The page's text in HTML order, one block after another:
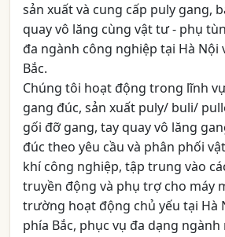
sản xuất và cung cấp puly gang,
quay vô lăng cùng vật tư - phụ
đa ngành công nghiệp tại Hà Nội
Bắc.
Chúng tôi hoạt động trong lĩnh
gang đúc, sản xuất puly/ buli/
gối đỡ gang, tay quay vô lăng
đúc theo yêu cầu và phân phối
khí công nghiệp, tập trung vào
truyền động và phụ trợ cho máy
trường hoạt động chủ yếu tại Hà
phía Bắc, phục vụ đa dạng